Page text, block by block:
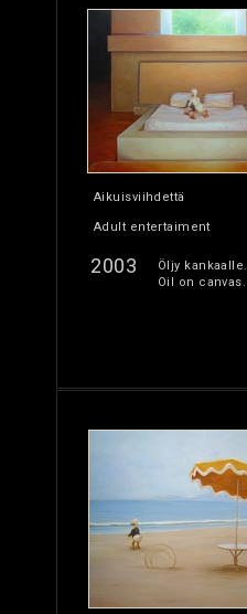
Aikuisviihdettä
Adult entertaiment
2003
Öljy kankaalle.
Oil on canvas.